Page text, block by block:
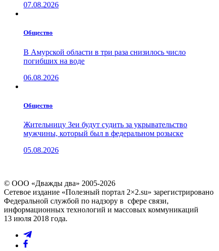
07.08.2026
Общество
В Амурской области в три раза снизилось число
погибших на воде
06.08.2026
Общество
Жительницу Зеи будут судить за укрывательство
мужчины, который был в федеральном розыске
05.08.2026
© ООО «Дважды два» 2005-2026
Сетевое издание «Полезный портал 2×2.su» зарегистрировано
Федеральной службой по надзору в сфере связи,
информационных технологий и массовых коммуникаций
13 июля 2018 года.